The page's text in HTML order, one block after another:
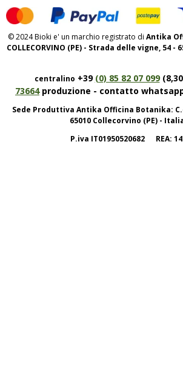
© 2024 Bioki e' un marchio registrato di Antika
COLLECORVINO (PE) - Strada delle vigne, 54
centralino +39 (0) 85 82 07 099
73664produzione - contatto
Sede Produttiva Antika Officina Botanika:
65010 Collecorvino (PE) -
P.iva IT01950520682 REA: